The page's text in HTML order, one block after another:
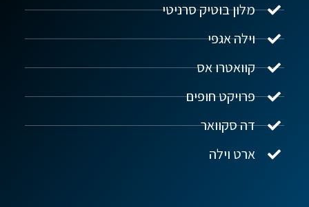
מלון בוטיק סרניטי
וילה אגפי
קוואטרו אס
פרויקט חופים
דה סקוואר
ארט וילה
נדל"ן ביוון G.R.E
שלום! איך אפשר לעזור?